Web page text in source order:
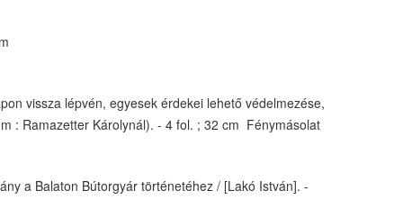
vissza lépvén, egyesek érdekei lehető védelmezése,
: Ramazetter Károlynál). - 4 fol. ; 32 cm Fénymásolat
a Balaton Bútorgyár történetéhez / [Lakó István]. -